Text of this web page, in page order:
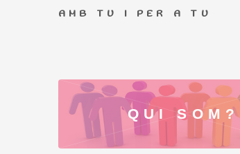
AMB TU I PER A TU
QUI SOM?